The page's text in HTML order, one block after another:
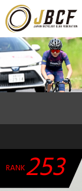
RANK253